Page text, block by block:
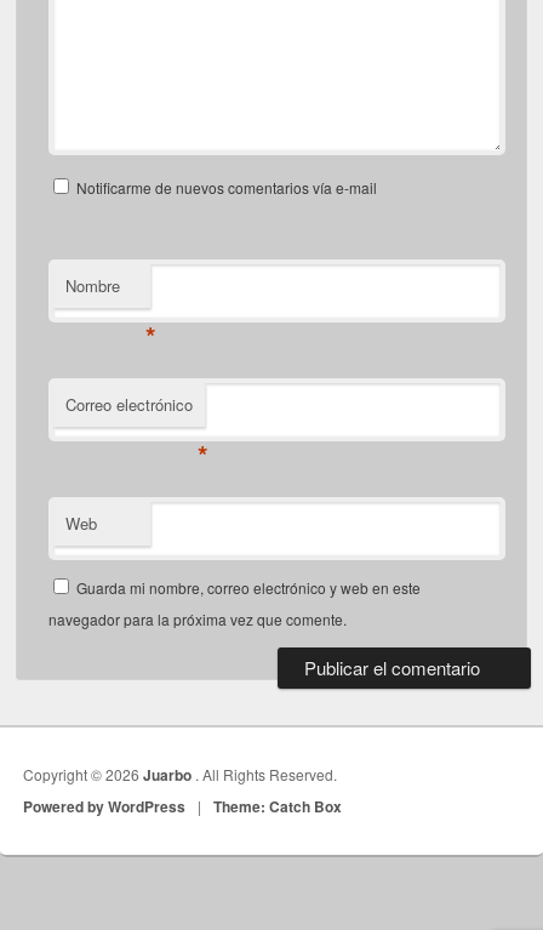
Notificarme de nuevos comentarios vía e-mail
Nombre
*
Correo electrónico
*
Web
Guarda mi nombre, correo electrónico y web en este
navegador para la próxima vez que comente.
Copyright © 2026Juarbo . All Rights Reserved.
Powered by WordPress | Theme: Catch Box